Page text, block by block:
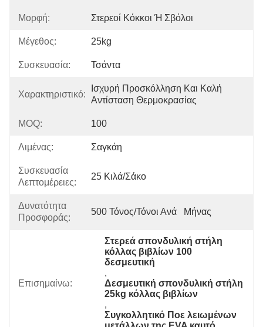
Μορφή: Στερεοί Κόκκοι Ή Σβόλοι
Μέγεθος: 25kg
Συσκευασία: Τσάντα
Χαρακτηριστικό:
Ισχυρή Προσκόλληση Και Καλή
Αντίσταση Θερμοκρασίας
MOQ: 100
Λιμένας: Σαγκάη
Συσκευασία
Λεπτομέρειες:
25 Κιλά/σάκο
Δυνατότητα
Προσφοράς:
500 Τόνος/τόνοι Ανά   Μήνας
Επισημαίνω:
Στερεά σπονδυλική στήλη
κόλλας βιβλίων 100
δεσμευτική
,
Δεσμευτική σπονδυλική στήλη
25kg κόλλας βιβλίων
,
Συγκολλητικό Ποε λειωμένων